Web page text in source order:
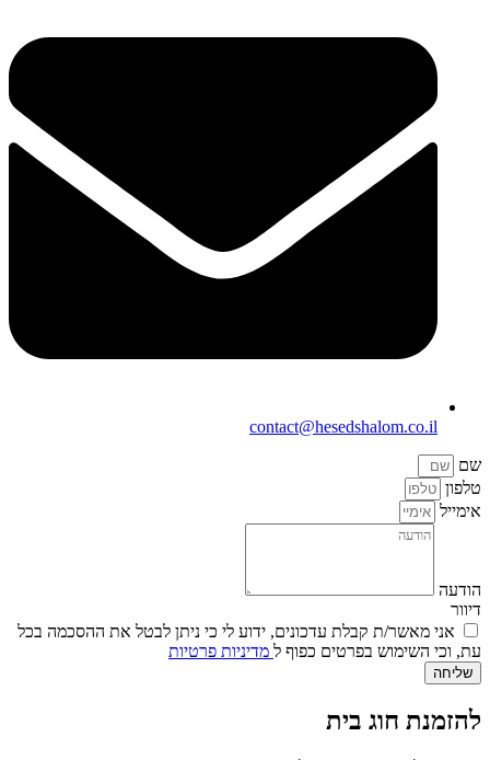
contact@hesedshalom.co.il
שם
טלפון
אימייל
הודעה
דיוור
אני מאשר/ת קבלת עדכונים, ידוע לי כי ניתן לבטל את ההסכמה בכל
עת, וכי השימוש בפרטים כפוף ל מדיניות פרטיות
שליחה
להזמנת חוג בית